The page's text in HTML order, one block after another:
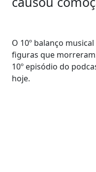
O 10º balanço
figuras que
10º episódio do
hoje.